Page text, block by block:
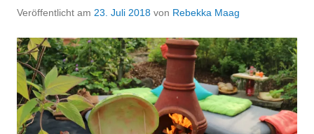
Veröffentlicht am 23. Juli 2018 von Rebekka Maag